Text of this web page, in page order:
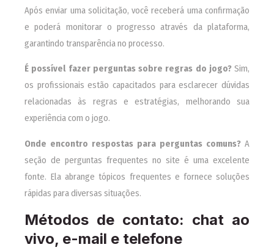
Após enviar uma solicitação, você receberá uma confirmação
e poderá monitorar o progresso através da plataforma,
garantindo transparência no processo.
É possível fazer perguntas sobre regras do jogo?Sim,
os profissionais estão capacitados para esclarecer dúvidas
relacionadas às regras e estratégias, melhorando sua
experiência com o jogo.
Onde encontro respostas para perguntas comuns? A
seção de perguntas frequentes no site é uma excelente
fonte. Ela abrange tópicos frequentes e fornece soluções
rápidas para diversas situações.
Métodos de contato: chat ao
vivo, e-mail e telefone